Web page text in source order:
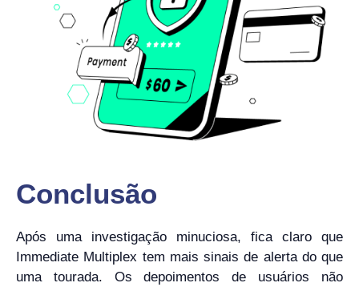
Conclusão
Após uma investigação minuciosa, fica claro que
Immediate Multiplex tem mais sinais de alerta do que
uma tourada. Os depoimentos de usuários não